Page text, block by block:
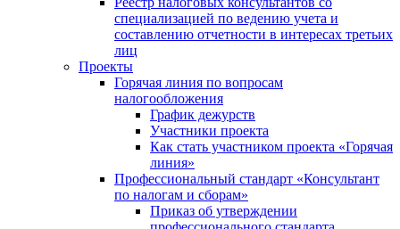
специализацией по ведению учета и
составлению отчетности в интересах третьих
лиц
Проекты
Горячая линия по вопросам
налогообложения
График дежурств
Участники проекта
Как стать участником проекта «Горячая
линия»
Профессиональный стандарт «Консультант
по налогам и сборам»
Приказ об утверждении